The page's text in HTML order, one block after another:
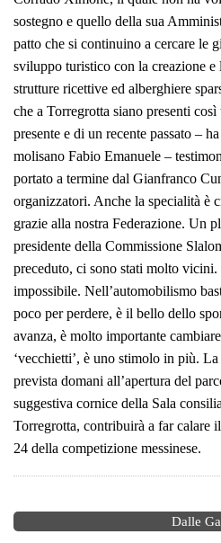
sostegno e quello della sua
patto che si continuino a cercare le
sviluppo turistico con la creazione
strutture ricettive ed alberghiere
che a Torregrotta siano presenti
presente e di un recente passato –
molisano Fabio Emanuele –
portato a termine dal Gianfranco
organizzatori. Anche la specialità è
grazie alla nostra Federazione. Un
presidente della Commissione
preceduto, ci sono stati molto
impossibile. Nell’automobilismo
poco per perdere, è il bello dello
avanza, è molto importante
‘vecchietti’, è uno stimolo in più.
prevista domani all’apertura del
suggestiva cornice della Sala
Torregrotta, contribuirà a far calare
24 della competizione messinese.
Dalle